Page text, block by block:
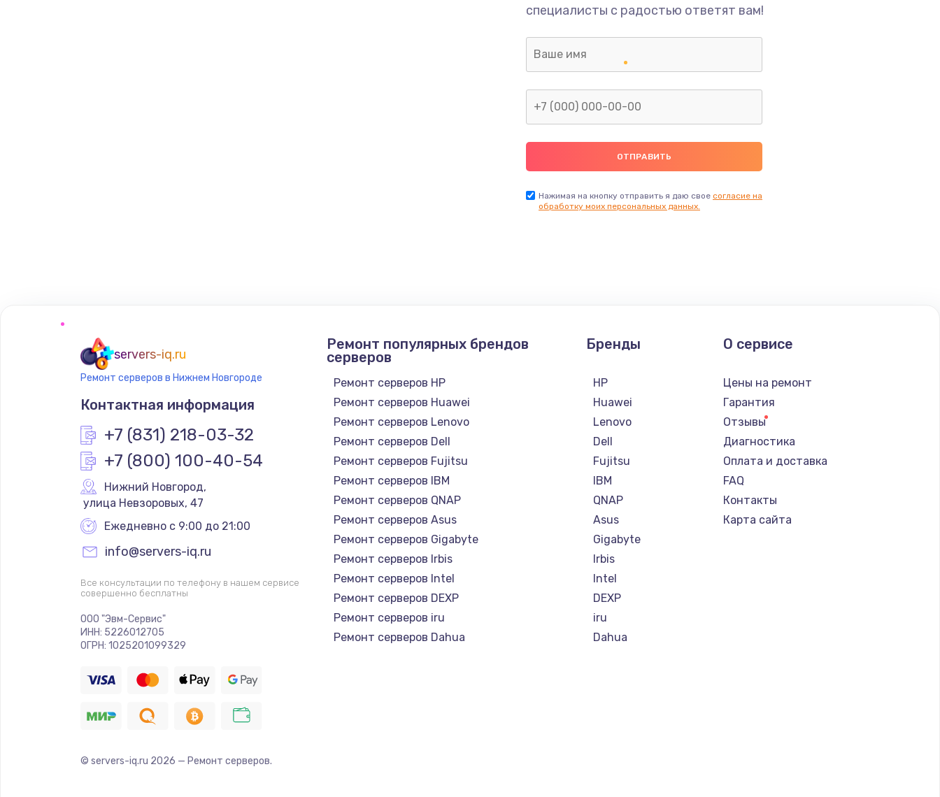
специалисты с радостью ответят вам!
Нажимая на кнопку отправить я даю свое согласие на
обработку моих персональных данных.
servers-iq.ru
Ремонт серверов в Нижнем Новгороде
Контактная информация
+7 (831) 218-03-32
+7 (800) 100-40-54
Нижний Новгород,
улица Невзоровых, 47
Ежедневно с 9:00 до 21:00
info@servers-iq.ru
Все консультации по телефону в нашем сервисе
совершенно бесплатны
ООО "Эвм-Сервис"
ИНН: 5226012705
ОГРН: 1025201099329
Ремонт популярных брендов
серверов
Ремонт серверов HP
Ремонт серверов Huawei
Ремонт серверов Lenovo
Ремонт серверов Dell
Ремонт серверов Fujitsu
Ремонт серверов IBM
Ремонт серверов QNAP
Ремонт серверов Asus
Ремонт серверов Gigabyte
Ремонт серверов Irbis
Ремонт серверов Intel
Ремонт серверов DEXP
Ремонт серверов iru
Ремонт серверов Dahua
Бренды
HP
Huawei
Lenovo
Dell
Fujitsu
IBM
QNAP
Asus
Gigabyte
Irbis
Intel
DEXP
iru
Dahua
О сервисе
Цены на ремонт
Гарантия
Отзывы
Диагностика
Оплата и доставка
FAQ
Контакты
Карта сайта
© servers-iq.ru 2026 — Ремонт серверов.